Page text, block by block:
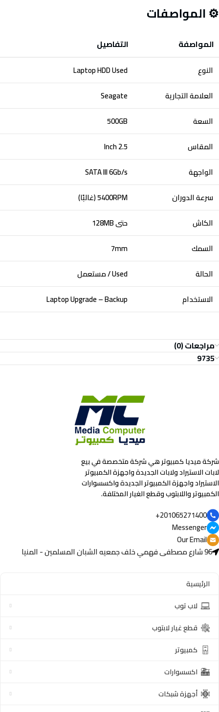
⚙ المواصفات
المواصفة التفاصيل
النوع
Laptop HDD Used
العلامة التجارية
Seagate
السعة
500GB
المقاس
2.5 Inch
الواجهة
SATA III 6Gb/s
سرعة الدوران
5400RPM (غالبًا)
الكاش
حتى 128MB
السمك
7mm
الحالة
Used / مستعمل
الاستخدام
Laptop Upgrade – Backup
مراجعات (0)
9735
شركة ميديا كمبيوتر هي شركة متخصصة في بيع
لابات الاستيراد ولابات الجديدة واجهزة الكمبيوتر
الاستيراد واجهزة الكمبيوتر الجديدة واكسسوارات
الكمبيوتر واللابتوب وقطع الغيار المختلفة.
201065271400+
Messenger
Our Email
96 شارع مصطفى فهمي خلف جمعيه الشبان المسلمين - المنيا
الرئيسية
لاب توب
قطع غيار لابتوب
كمبيوتر
اكسسوارات
أجهزة شبكات